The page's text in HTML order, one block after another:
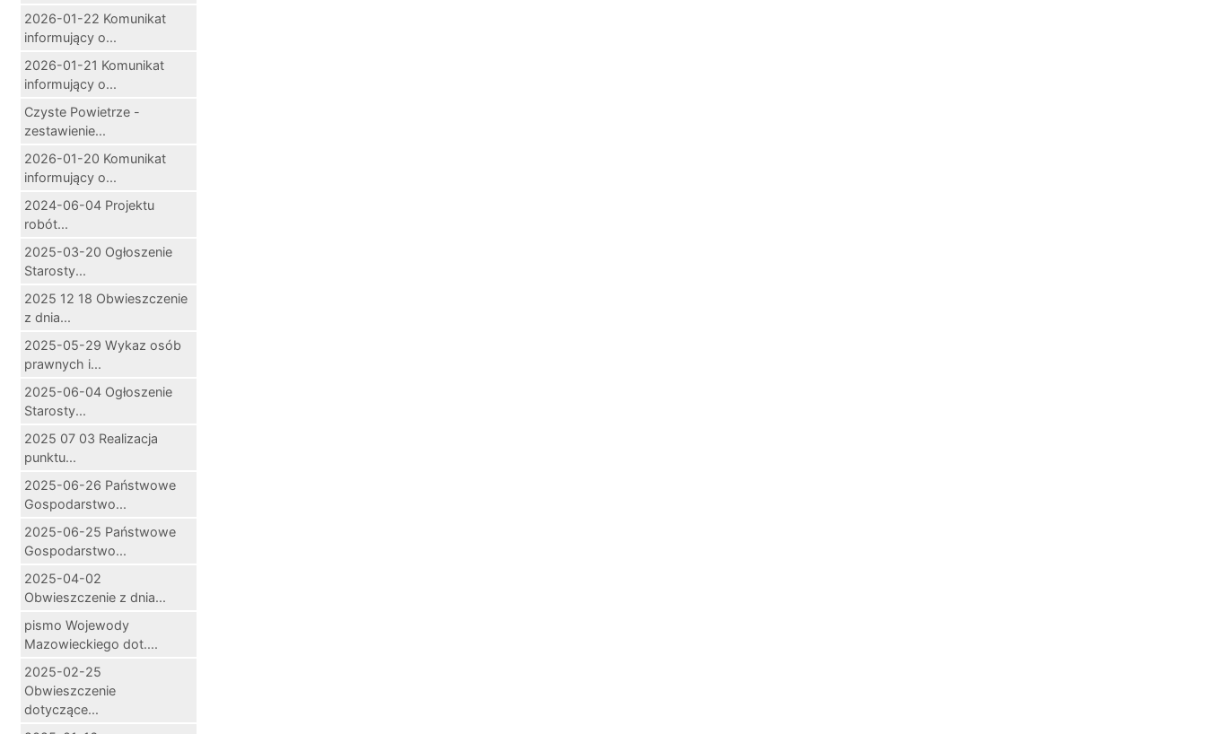
2026-01-22 Komunikat
informujący o...
2026-01-21 Komunikat
informujący o...
Czyste Powietrze -
zestawienie...
2026-01-20 Komunikat
informujący o...
2024-06-04 Projektu
robót...
2025-03-20 Ogłoszenie
Starosty...
2025 12 18 Obwieszczenie
z dnia...
2025-05-29 Wykaz osób
prawnych i...
2025-06-04 Ogłoszenie
Starosty...
2025 07 03 Realizacja
punktu...
2025-06-26 Państwowe
Gospodarstwo...
2025-06-25 Państwowe
Gospodarstwo...
2025-04-02
Obwieszczenie z dnia...
pismo Wojewody
Mazowieckiego dot....
2025-02-25
Obwieszczenie
dotyczące...